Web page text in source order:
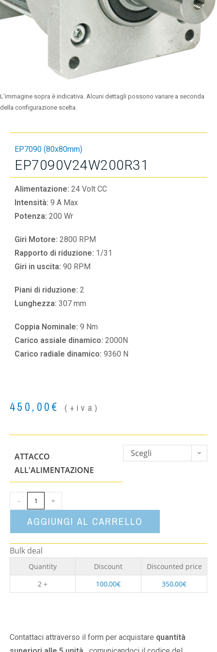
L’immagine sopra è indicativa. Alcuni dettagli possono variare a seconda
della configurazione scelta.
EP7090 (80x80mm)
EP7090V24W200R31
Alimentazione: 24 Volt CC
Intensità: 9 A Max
Potenza: 200 Wr
Giri Motore: 2800 RPM
Rapporto di riduzione: 1/31
Giri in uscita: 90 RPM
Piani di riduzione: 2
Lunghezza: 307 mm
Coppia Nominale: 9 Nm
Carico assiale dinamico: 2000N
Carico radiale dinamico: 9360 N
450,00€ (+iva)
ATTACCO
ALL'ALIMENTAZIONE
Scegli
- +
AGGIUNGI AL CARRELLO
Bulk deal
Quantity Discount
Discounted price
2 +
100,00€ 350,00€
Contattaci attraverso il form per acquistare quantità